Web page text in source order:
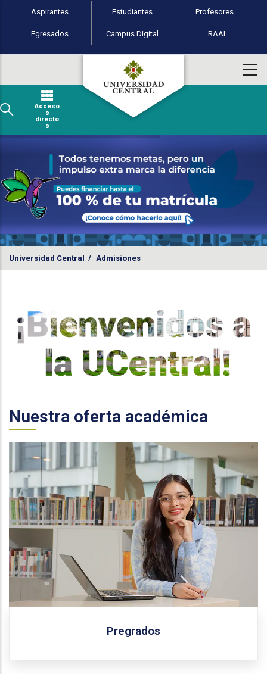
Pasar al contenido principal
Perfiles de usuario
Aspirantes Estudiantes Profesores
Egresados Campus Digital RAAI
Acceso
s
directo
s
Universidad Central / Admisiones
Nuestra oferta académica
Pregrados
Conoce todos los programas de pregrado que ofrece
la Universidad Central.
Más información